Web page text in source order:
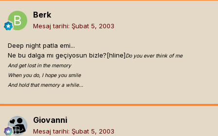
Berk
Mesaj tarihi: Şubat 5, 2003
Deep night patla emi...
Ne bu dalga mı geçiyosun bizle?[hline]Do you ever think of me
And get lost in the memory
When you do, I hope you smile
And hold that memory a while…
Giovanni
Mesaj tarihi: Şubat 5, 2003